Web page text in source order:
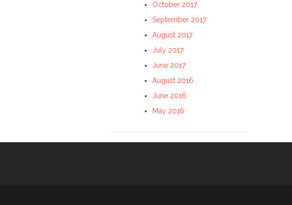
October 2017
September 2017
August 2017
July 2017
June 2017
August 2016
June 2016
May 2016